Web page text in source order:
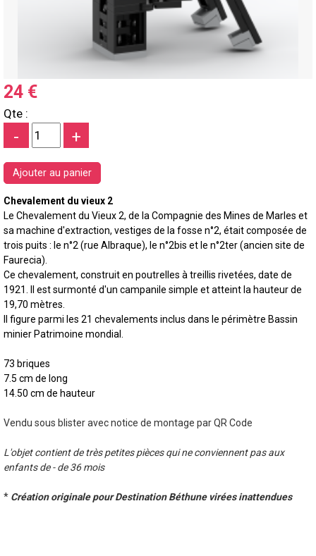
24 €
Qte :
- +
Chevalement du vieux 2
Le Chevalement du Vieux 2, de la Compagnie des Mines de Marles et
sa machine d'extraction, vestiges de la fosse n°2, était composée de
trois puits : le n°2 (rue Albraque), le n°2bis et le n°2ter (ancien site de
Faurecia).
Ce chevalement, construit en poutrelles à treillis rivetées, date de
1921. Il est surmonté d'un campanile simple et atteint la hauteur de
19,70 mètres.
Il figure parmi les 21 chevalements inclus dans le périmètre Bassin
minier Patrimoine mondial.
73 briques
7.5 cm de long
14.50 cm de hauteur
Vendu sous blister avec notice de montage par QR Code
L'objet contient de très petites pièces qui ne conviennent pas aux
enfants de - de 36 mois
* Création originale pour Destination Béthune virées inattendues